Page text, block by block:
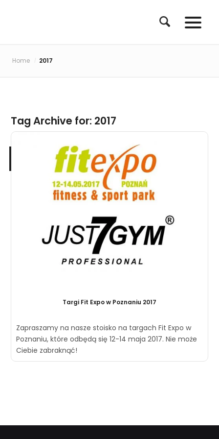
Home / 2017
Tag Archive for: 2017
Targi Fit Expo w Poznaniu 2017
Zapraszamy na nasze stoisko na targach Fit Expo w
Poznaniu, które odbędą się 12-14 maja 2017. Nie może
Ciebie zabraknąć!